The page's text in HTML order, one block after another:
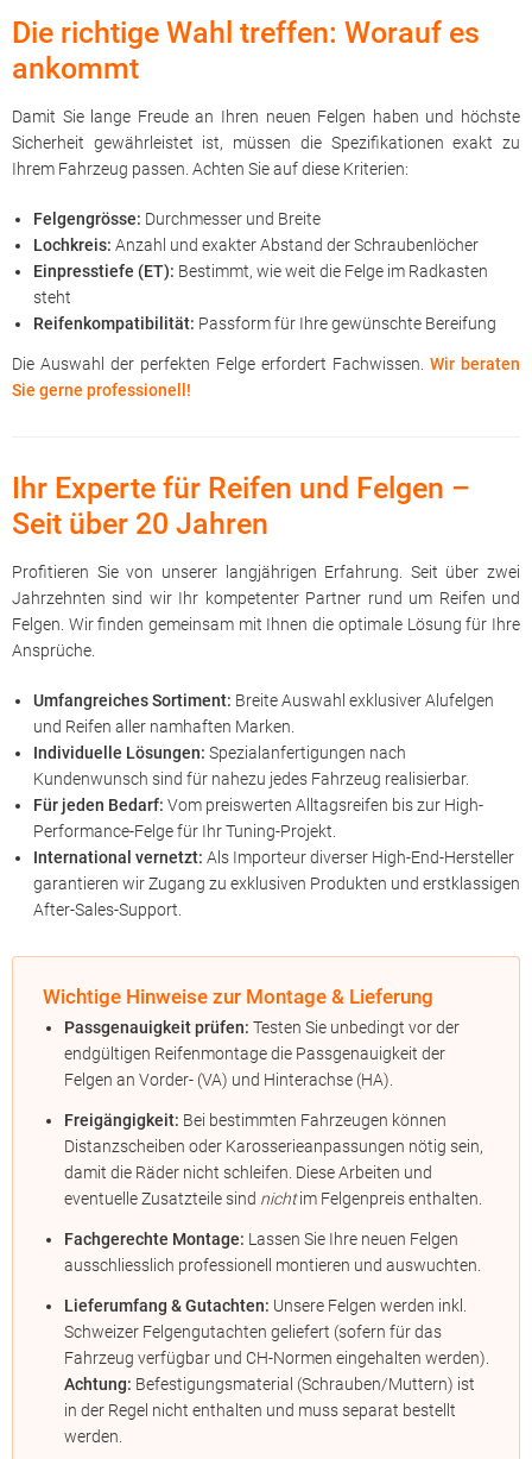
Die richtige Wahl treffen: Worauf es
ankommt
Damit Sie lange Freude an Ihren neuen Felgen haben und höchste
Sicherheit gewährleistet ist, müssen die Spezifikationen exakt zu
Ihrem Fahrzeug passen. Achten Sie auf diese Kriterien:
Felgengrösse: Durchmesser und Breite
Lochkreis: Anzahl und exakter Abstand der Schraubenlöcher
Einpresstiefe (ET): Bestimmt, wie weit die Felge im Radkasten
steht
Reifenkompatibilität: Passform für Ihre gewünschte Bereifung
Die Auswahl der perfekten Felge erfordert Fachwissen. Wir beraten
Sie gerne professionell!
Ihr Experte für Reifen und Felgen –
Seit über 20 Jahren
Profitieren Sie von unserer langjährigen Erfahrung. Seit über zwei
Jahrzehnten sind wir Ihr kompetenter Partner rund um Reifen und
Felgen. Wir finden gemeinsam mit Ihnen die optimale Lösung für Ihre
Ansprüche.
Umfangreiches Sortiment: Breite Auswahl exklusiver Alufelgen
und Reifen aller namhaften Marken.
Individuelle Lösungen: Spezialanfertigungen nach
Kundenwunsch sind für nahezu jedes Fahrzeug realisierbar.
Für jeden Bedarf: Vom preiswerten Alltagsreifen bis zur High-
Performance-Felge für Ihr Tuning-Projekt.
International vernetzt: Als Importeur diverser High-End-Hersteller
garantieren wir Zugang zu exklusiven Produkten und erstklassigen
After-Sales-Support.
Wichtige Hinweise zur Montage & Lieferung
Passgenauigkeit prüfen: Testen Sie unbedingt vor der
endgültigen Reifenmontage die Passgenauigkeit der
Felgen an Vorder- (VA) und Hinterachse (HA).
Freigängigkeit: Bei bestimmten Fahrzeugen können
Distanzscheiben oder Karosserieanpassungen nötig sein,
damit die Räder nicht schleifen. Diese Arbeiten und
eventuelle Zusatzteile sind nichtim Felgenpreis enthalten.
Fachgerechte Montage: Lassen Sie Ihre neuen Felgen
ausschliesslich professionell montieren und auswuchten.
Lieferumfang & Gutachten: Unsere Felgen werden inkl.
Schweizer Felgengutachten geliefert (sofern für das
Fahrzeug verfügbar und CH-Normen eingehalten werden).
Achtung: Befestigungsmaterial (Schrauben/Muttern) ist
in der Regel nicht enthalten und muss separat bestellt
werden.